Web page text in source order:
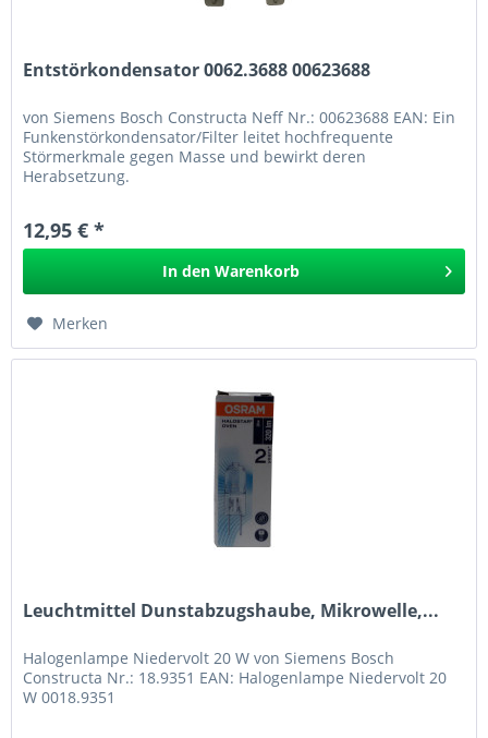
Entstörkondensator 0062.3688 00623688
von Siemens Bosch Constructa Neff Nr.: 00623688 EAN: Ein
Funkenstörkondensator/Filter leitet hochfrequente
Störmerkmale gegen Masse und bewirkt deren
Herabsetzung.
12,95 € *
In den Warenkorb
Merken
Leuchtmittel Dunstabzugshaube, Mikrowelle,...
Halogenlampe Niedervolt 20 W von Siemens Bosch
Constructa Nr.: 18.9351 EAN: Halogenlampe Niedervolt 20
W 0018.9351